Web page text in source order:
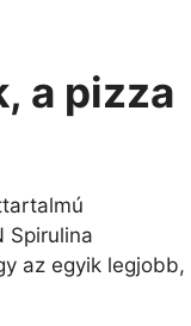
a pizza
Spirulina
az egyik legjobb,